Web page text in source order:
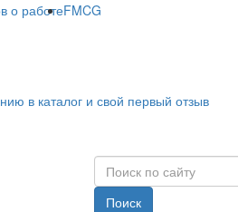
о работеFMCG
в каталог и свой первый отзыв
Поиск